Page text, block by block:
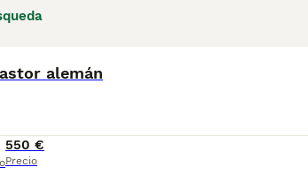
Desde hace años, la raza ha sido utilizada
alemán
550 €
Precio